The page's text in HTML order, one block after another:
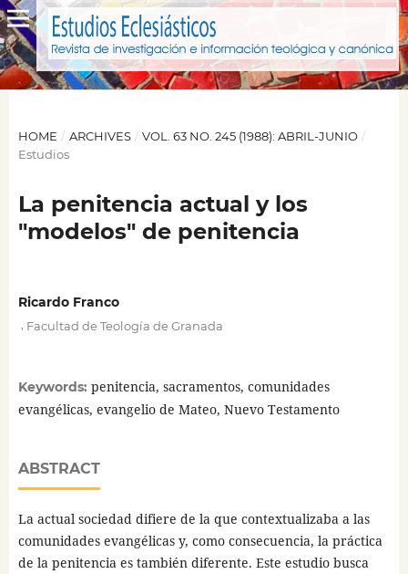
HOME / ARCHIVES / VOL. 63 NO. 245 (1988): ABRIL-JUNIO /
Estudios
La penitencia actual y los
"modelos" de penitencia
Ricardo Franco
Facultad de Teología de Granada
Keywords: penitencia, sacramentos, comunidades
evangélicas, evangelio de Mateo, Nuevo Testamento
ABSTRACT
La actual sociedad difiere de la que contextualizaba a las
comunidades evangélicas y, como consecuencia, la práctica
de la penitencia es también diferente. Este estudio busca